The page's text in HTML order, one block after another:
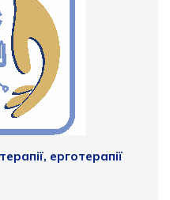
ерготерапії